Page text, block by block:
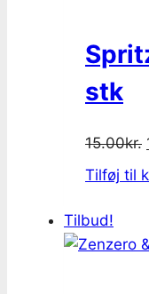
stk
15.00kr.
Tilføj til
Tilbud!